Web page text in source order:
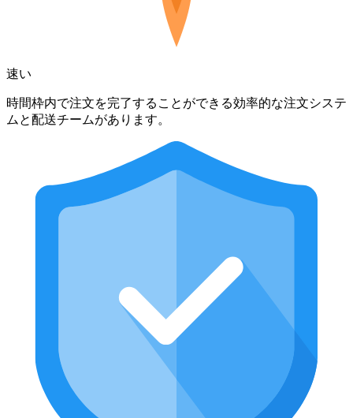
速い
時間枠内で注文を完了することができる効率的な注文システ
ムと配送チームがあります。